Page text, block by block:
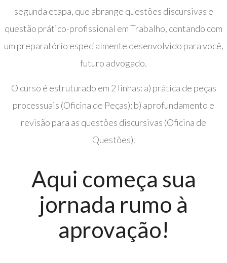
segunda etapa, que abrange questões discursivas e
questão prático-profissional em Trabalho, contando com
um preparatório especialmente desenvolvido para você,
futuro advogado.
O curso é estruturado em 2 linhas: a) prática de peças
processuais (Oficina de Peças); b) aprofundamento e
revisão para as questões discursivas (Oficina de
Questões).
Aqui começa sua
jornada rumo à
aprovação!